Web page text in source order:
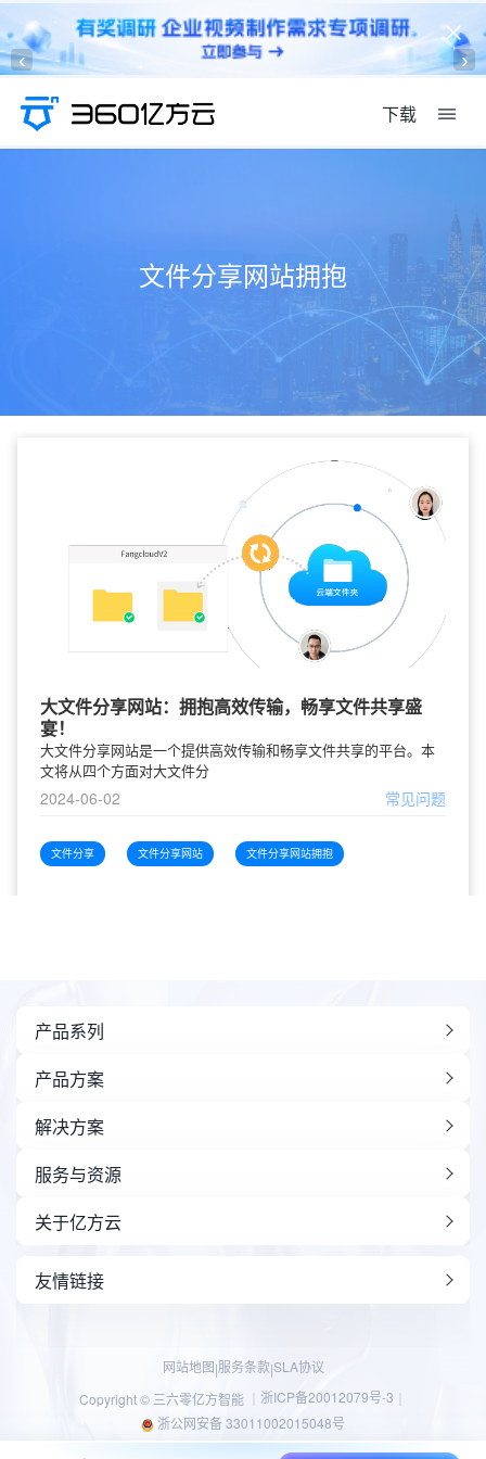
‹ ›
下载
文件分享网站拥抱
大文件分享网站：拥抱高效传输，畅享文件共享盛
宴！
大文件分享网站是一个提供高效传输和畅享文件共享的平台。本
文将从四个方面对大文件分
2024-06-02 常见问题
文件分享 文件分享网站 文件分享网站拥抱
产品系列
产品方案
解决方案
服务与资源
关于亿方云
友情链接
网站地图|服务条款|SLA协议
Copyright © 三六零亿方智能 ｜ 浙ICP备20012079号-3
浙公网安备 33011002015048号